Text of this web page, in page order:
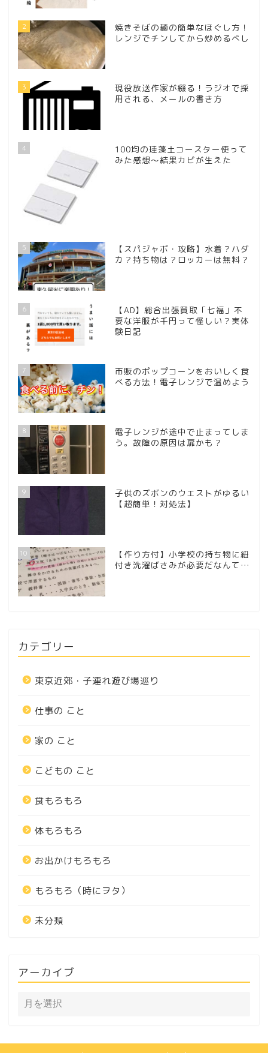
2
焼きそばの麺の簡単なほぐし方！
レンジでチンしてから炒めるべし
3
現役放送作家が綴る！ラジオで採
用される、メールの書き方
4
100均の珪藻土コースター使って
みた感想～結果カビが生えた
5
【スパジャポ・攻略】水着？ハダ
カ？持ち物は？ロッカーは無料？
6
【AD】総合出張買取「七福」不
要な洋服が千円って怪しい？実体
験日記
7
市販のポップコーンをおいしく食
べる方法！電子レンジで温めよう
8
電子レンジが途中で止まってしま
う。故障の原因は扉かも？
9
子供のズボンのウエストがゆるい
【超簡単！対処法】
10
【作り方付】小学校の持ち物に紐
付き洗濯ばさみが必要だなんて…
カテゴリー
東京近郊・子連れ遊び場巡り
仕事の こと
家の こと
こどもの こと
食もろもろ
体もろもろ
お出かけもろもろ
もろもろ（時にヲタ）
未分類
アーカイブ